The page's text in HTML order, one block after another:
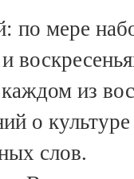
по мере
из
о
слов.